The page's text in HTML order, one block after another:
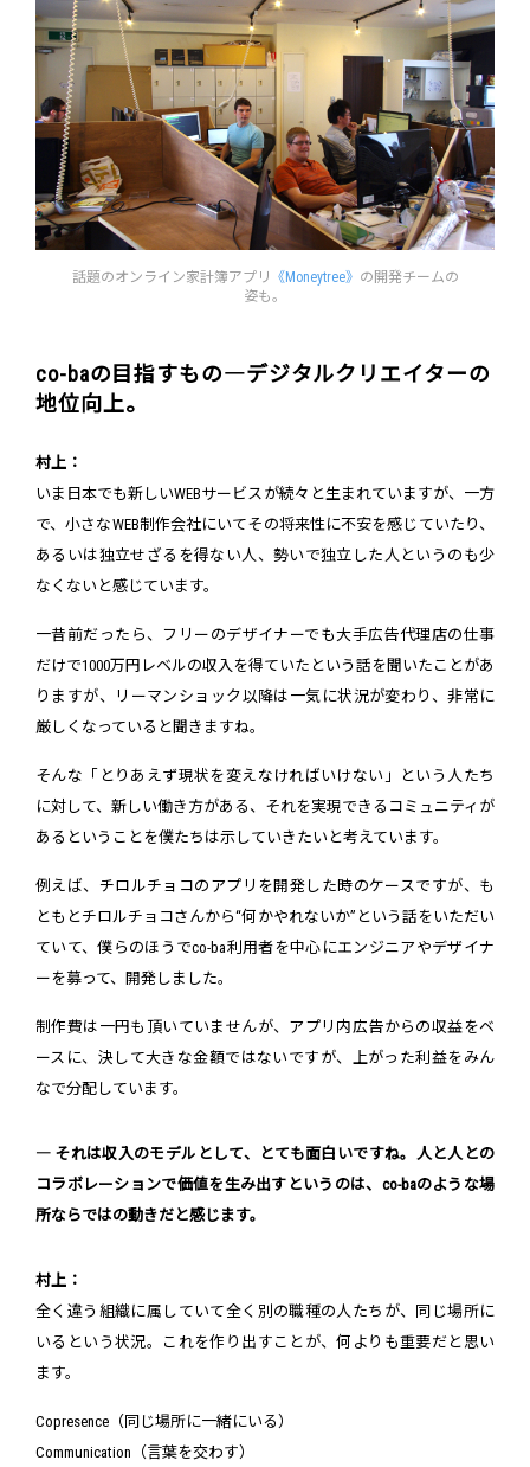
話題のオンライン家計簿アプリ 《Moneytree》 の開発チームの
姿も。
co-baの目指すもの―デジタルクリエイターの
地位向上。
村上：
いま日本でも新しいWEBサービスが続々と生まれていますが、一方
で、小さなWEB制作会社にいてその将来性に不安を感じていたり、
あるいは独立せざるを得ない人、勢いで独立した人というのも少
なくないと感じています。
一昔前だったら、フリーのデザイナーでも大手広告代理店の仕事
だけで1000万円レベルの収入を得ていたという話を聞いたことがあ
りますが、リーマンショック以降は一気に状況が変わり、非常に
厳しくなっていると聞きますね。
そんな「とりあえず現状を変えなければいけない」という人たち
に対して、新しい働き方がある、それを実現できるコミュニティが
あるということを僕たちは示していきたいと考えています。
例えば、チロルチョコのアプリを開発した時のケースですが、も
ともとチロルチョコさんから“何かやれないか”という話をいただい
ていて、僕らのほうでco-ba利用者を中心にエンジニアやデザイナ
ーを募って、開発しました。
制作費は一円も頂いていませんが、アプリ内広告からの収益をベ
ースに、決して大きな金額ではないですが、上がった利益をみん
なで分配しています。
― それは収入のモデルとして、とても面白いですね。人と人との
コラボレーションで価値を生み出すというのは、co-baのような場
所ならではの動きだと感じます。
村上：
全く違う組織に属していて全く別の職種の人たちが、同じ場所に
いるという状況。これを作り出すことが、何よりも重要だと思い
ます。
Copresence（同じ場所に一緒にいる）
Communication（言葉を交わす）